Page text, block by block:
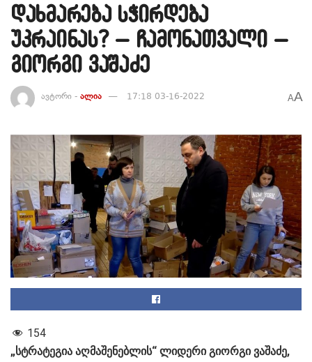
დახმარება სჭირდება
უკრაინას? – ჩამონათვალი –
გიორგი ვაშაძე
ავტორი - ალია 17:18 03-16-2022 AA
154
„სტრატეგია აღმაშენებლის“ ლიდერი გიორგი ვაშაძე,